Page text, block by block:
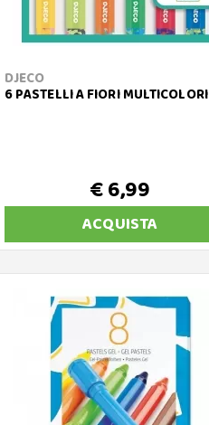
DJECO
6 PASTELLI A FIORI MULTICOLORI
€ 6,99
ACQUISTA